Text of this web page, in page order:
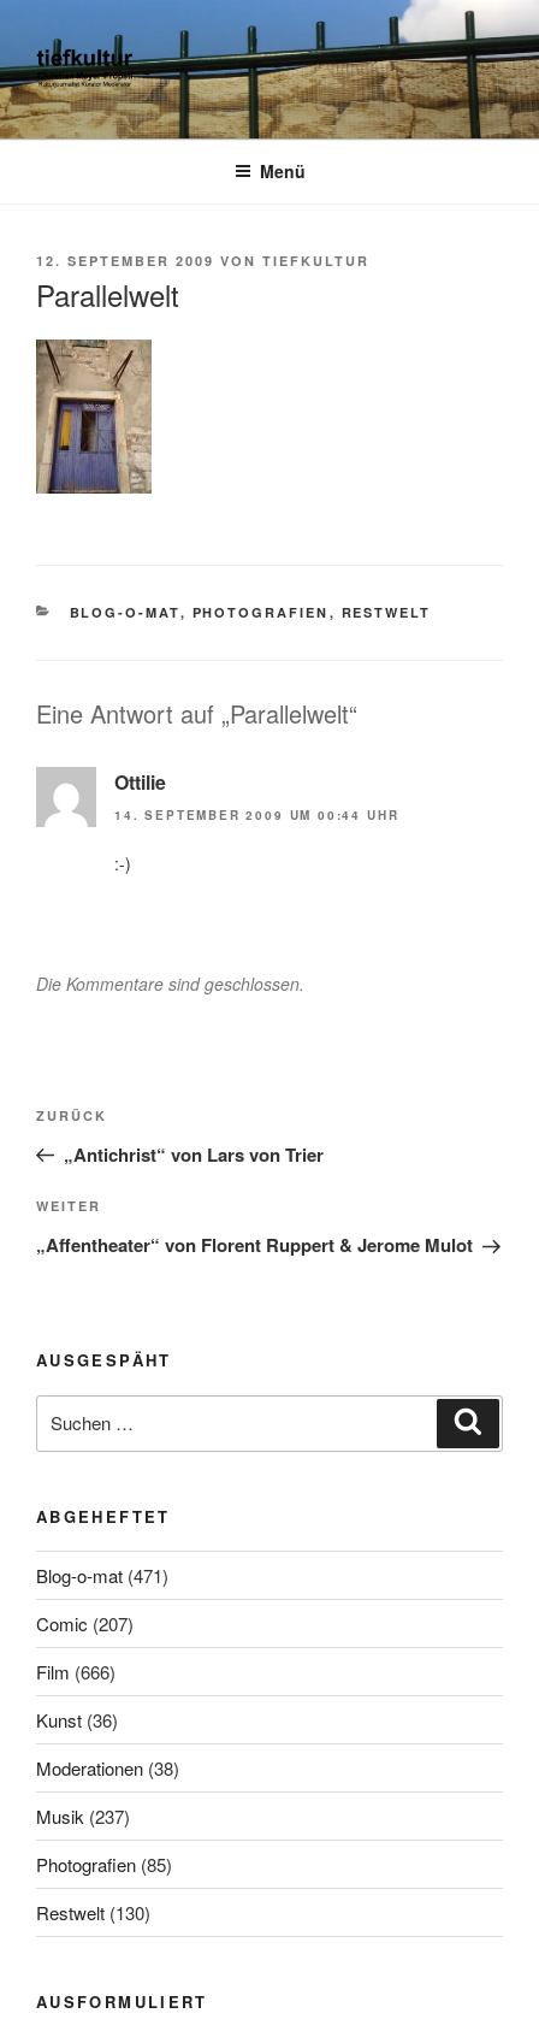
springen
TIEFKULTUR
kulturjournalist kurator moderator
Menü
VERÖFFENTLICHT
12. SEPTEMBER 2009 VON TIEFKULTUR
Parallelwelt
KATEGORIEN
BLOG-O-MAT, PHOTOGRAFIEN , RESTWELT
Eine Antwort auf „Parallelwelt“
Ottilie
14. SEPTEMBER 2009 UM 00:44 UHR
:-)
Die Kommentare sind geschlossen.
Beitragsnavigation
Vorheriger
Beitrag
ZURÜCK
„Antichrist“ von Lars von Trier
Nächster
Beitrag
WEITER
„Affentheater“ von Florent Ruppert & Jerome Mulot
AUSGESPÄHT
nach:
ABGEHEFTET
Blog-o-mat (471)
Comic (207)
Film (666)
Kunst (36)
Moderationen (38)
Musik (237)
Photografien (85)
Restwelt (130)
AUSFORMULIERT